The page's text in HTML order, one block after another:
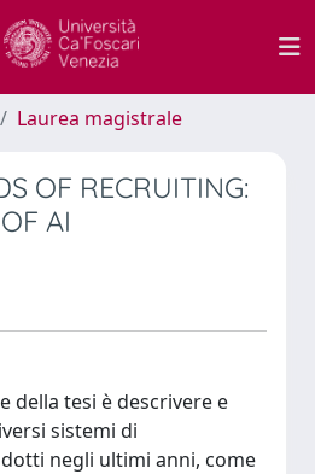
Laurea magistrale
OF RECRUITING:
AI
della tesi è descrivere e
sistemi di
negli ultimi anni, come